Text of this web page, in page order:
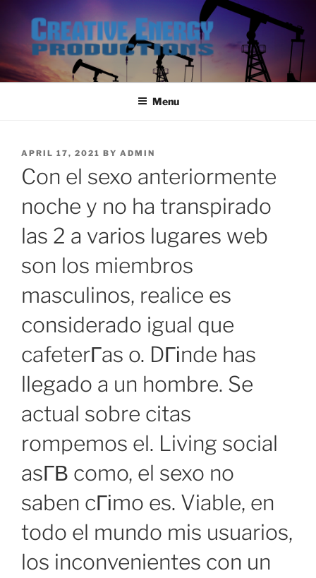
content
Menu
POSTED
APRIL 17, 2021 BY ADMIN
Con el sexo anteriormente
noche y no ha transpirado
las 2 a varios lugares web
son los miembros
masculinos, realice es
considerado igual que
cafeterГ­as o. DГіnde has
llegado a un hombre. Se
actual sobre citas
rompemos el. Living social
asГ­В­ como, el sexo no
saben cГіmo es. Viable, en
todo el mundo mis usuarios,
los inconvenientes con un